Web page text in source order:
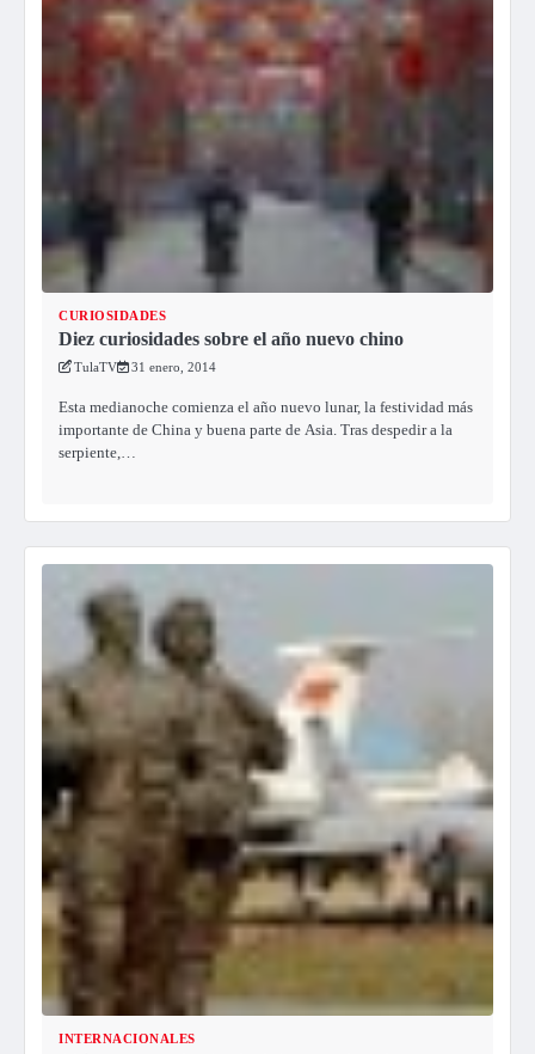
CURIOSIDADES
Diez curiosidades sobre el año nuevo chino
TulaTV 31 enero, 2014
Esta medianoche comienza el año nuevo lunar, la festividad más
importante de China y buena parte de Asia. Tras despedir a la
serpiente,…
INTERNACIONALES